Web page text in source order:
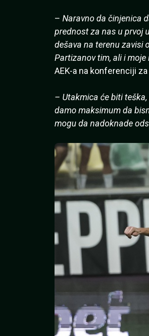
– Naravno da činjenica
prednost za nas u prvoj
dešava na terenu zavisi
Partizanov tim, ali i
AEK-a na konferenciji
– Utakmica će biti
damo maksimum da
mogu da nadoknade